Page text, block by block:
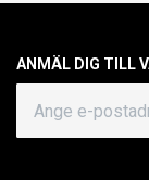
ANMÄL DIG TILL